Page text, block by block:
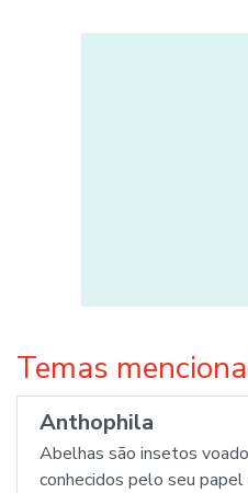
Temas
Anthophila
Abelhas são insetos
conhecidos pelo seu